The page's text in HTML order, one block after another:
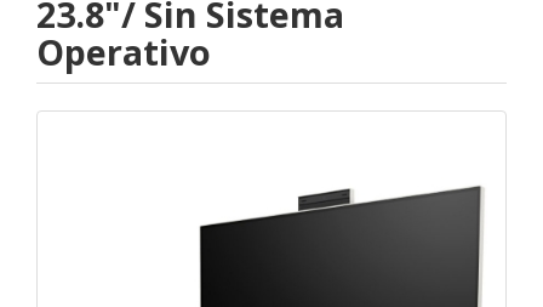
23.8"/ Sin Sistema
Operativo